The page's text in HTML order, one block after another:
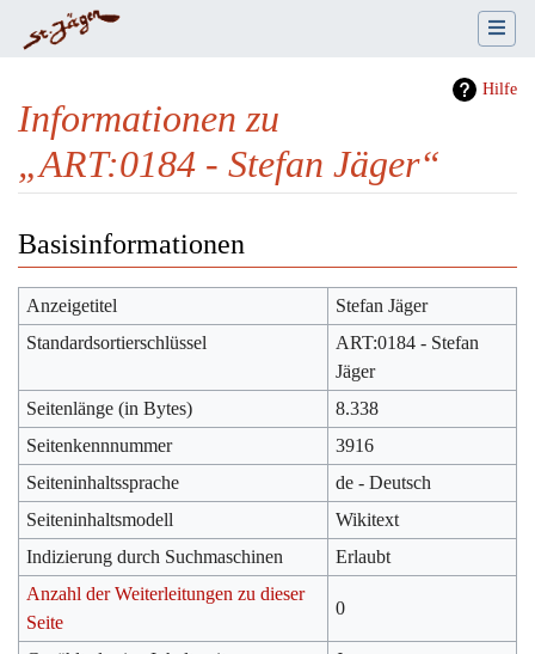
Hilfe
Informationen zu
„ART:0184 - Stefan Jäger“
Basisinformationen
Anzeigetitel
Stefan Jäger
Standardsortierschlüssel
ART:0184 - Stefan
Jäger
Seitenlänge (in Bytes)
8.338
Seitenkennnummer
3916
Seiteninhaltssprache
de - Deutsch
Seiteninhaltsmodell
Wikitext
Indizierung durch Suchmaschinen
Erlaubt
Anzahl der Weiterleitungen zu dieser
Seite
0